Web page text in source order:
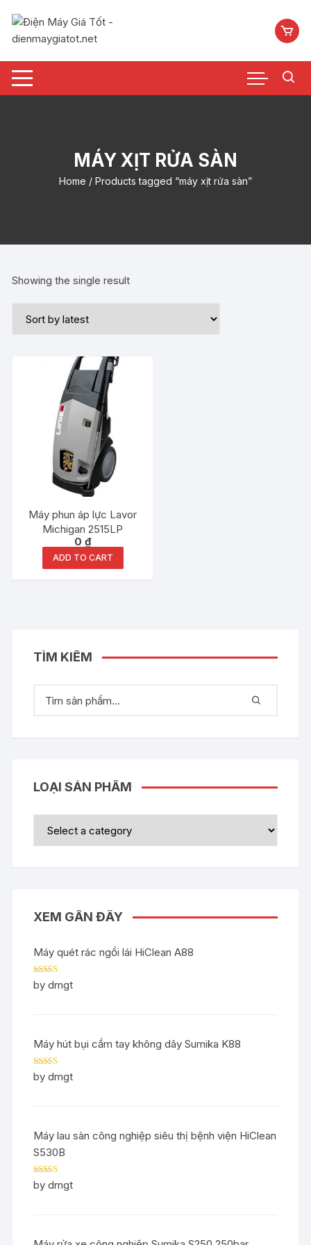
nội
MÁY XỊT RỬA SÀN
Home / Products tagged “máy xịt rửa sàn”
Showing the single result
Máy phun áp lực Lavor
Michigan 2515LP
0₫
ADD TO CART
TÌM KIẾM
LOẠI SẢN PHẨM
XEM GẦN ĐÂY
Máy quét rác ngồi lái HiClean A88
Rated5out
of 5
by dmgt
Máy hút bụi cầm tay không dây Sumika K88
Rated5out
of 5
by dmgt
Máy lau sàn công nghiệp siêu thị bệnh viện HiClean
S530B
Rated5out
of 5
by dmgt